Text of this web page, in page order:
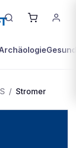
S / Stromer